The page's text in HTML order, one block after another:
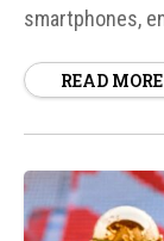
smartphones,
precio puede
READ MORE